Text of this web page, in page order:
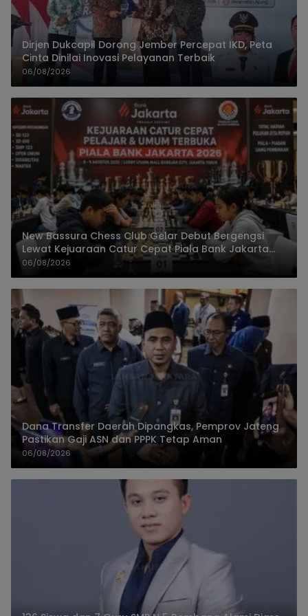
Dirjen Dukcapil Dorong Jember Percepat IKD, Peta
Cinta Dinilai Inovasi Pelayanan Terbaik
06/08/2026
New Bassura Chess Club Gelar Debut Bergengsi
Lewat Kejuaraan Catur Cepat Piala Bank Jakarta
2026
06/08/2026
Dana Transfer Daerah Dipangkas, Pemprov Jateng
Pastikan Gaji ASN dan PPPK Tetap Aman
06/08/2026